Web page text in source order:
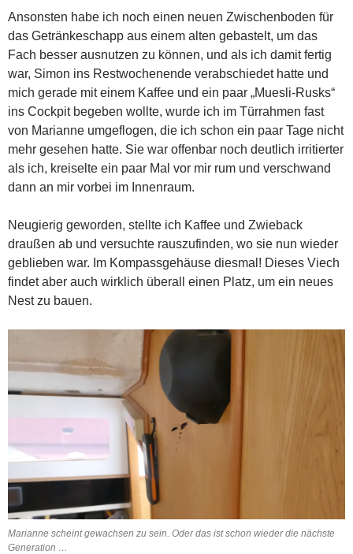
Ansonsten habe ich noch einen neuen Zwischenboden für
das Getränkeschapp aus einem alten gebastelt, um das
Fach besser ausnutzen zu können, und als ich damit fertig
war, Simon ins Restwochenende verabschiedet hatte und
mich gerade mit einem Kaffee und ein paar „Muesli-Rusks“
ins Cockpit begeben wollte, wurde ich im Türrahmen fast
von Marianne umgeflogen, die ich schon ein paar Tage nicht
mehr gesehen hatte. Sie war offenbar noch deutlich irritierter
als ich, kreiselte ein paar Mal vor mir rum und verschwand
dann an mir vorbei im Innenraum.
Neugierig geworden, stellte ich Kaffee und Zwieback
draußen ab und versuchte rauszufinden, wo sie nun wieder
geblieben war. Im Kompassgehäuse diesmal! Dieses Viech
findet aber auch wirklich überall einen Platz, um ein neues
Nest zu bauen.
Marianne scheint gewachsen zu sein. Oder das ist schon wieder die nächste
Generation …